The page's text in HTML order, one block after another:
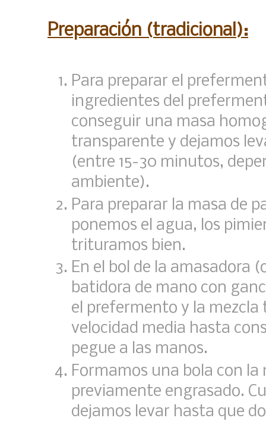
Preparación (tradicional):
Para preparar el
ingredientes del
conseguir una masa
transparente y dejamos
(entre 15-30 minutos,
ambiente).
Para preparar la masa de
ponemos el agua, los
trituramos bien.
En el bol de la amasadora
batidora de mano con
el prefermento y la
velocidad media hasta
pegue a las manos.
Formamos una bola con la
previamente engrasado.
dejamos levar hasta que